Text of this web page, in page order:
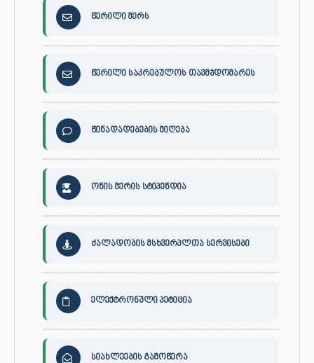
წერილი მერს
წერილი საკრებულოს თავმჯდომარეს
წინადადებების მიღება
ონის მერის სტიპენდია
ძალადობის მსხვერპლთა სერვისები
ელექტრონული პეტიცია
სიახლეების გამოწერა